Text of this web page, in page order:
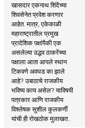
खासदार एकनाथ शिंदेंच्या
शिवसेनेत प्रवेश करणार
आहेत. मात्र, एकेकाळी
महाराष्ट्रातील प्रमुख
प्रादेशिक पक्षांपैकी एक
असलेल्या उद्धव ठाकरेंच्या
पक्षाला आता आपले स्थान
टिकवणे अवघड का झाले
आहे? उबाठाचे राजकीय
भविष्य काय असेल? याविषयी
पत्रकार आणि राजकीय
विश्लेषक सुशील कुलकर्णी
यांची ही रोखठोक मुलाखत..